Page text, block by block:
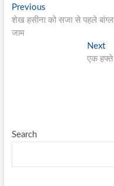
Post
navigation
PreviousPrevious
post:
शेख हसीना को सजा से पहले
जाम
Next
एक हफ्ते
Search